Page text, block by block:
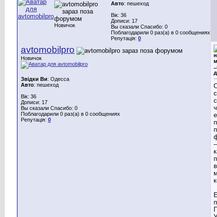
Новичок
Авто: пешеход
Вік: 36
Дописи: 17
Вы сказали Спасибо: 0
Поблагодарили 0 раз(а) в 0 сообщениях
Репутація: 0
avtomobilpro
Новичок
Звідки Ви: Одесса
Авто: пешеход
Вік: 36
Дописи: 17
Вы сказали Спасибо: 0
Поблагодарили 0 раз(а) в 0 сообщениях
Репутація: 0